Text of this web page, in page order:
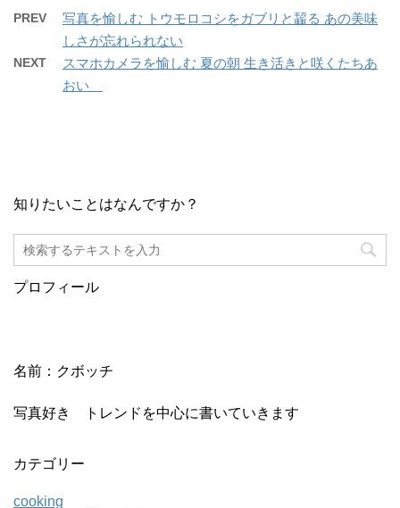
PREV
写真を愉しむ トウモロコシをガブリと齧る あの美味
しさが忘れられない
NEXT
スマホカメラを愉しむ 夏の朝 生き活きと咲くたちあ
おい
知りたいことはなんですか？
プロフィール
名前：クボッチ
写真好き トレンドを中心に書いていきます
カテゴリー
cooking